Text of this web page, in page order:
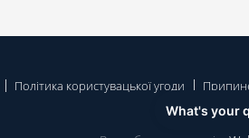
Політика користувацької угоди